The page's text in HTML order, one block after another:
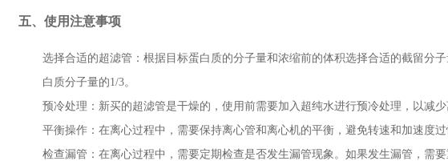
五、使用注意事项
选择合适的超滤管 ：根据目标蛋白质的分子量和浓缩前的体积选择合适的截留分
白质分子量的1/3。
预冷处理 ：新买的超滤管是干燥的，使用前需要加入超纯水进行预冷处理，以减
平衡操作 ：在离心过程中，需要保持离心管和离心机的平衡，避免转速和加速度过
检查漏管 ：在离心过程中，需要定期检查是否发生漏管现象。如果发生漏管，需